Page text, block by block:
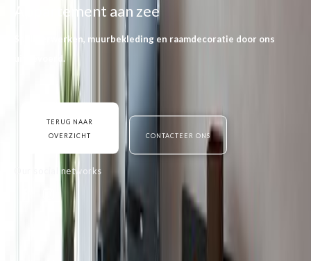
Appartement aan zee
Schilderwerken, muurbekleding en raamdecoratie door ons
uitgevoerd.
TERUG NAAR
OVERZICHT
CONTACTEER ONS
Our social networks